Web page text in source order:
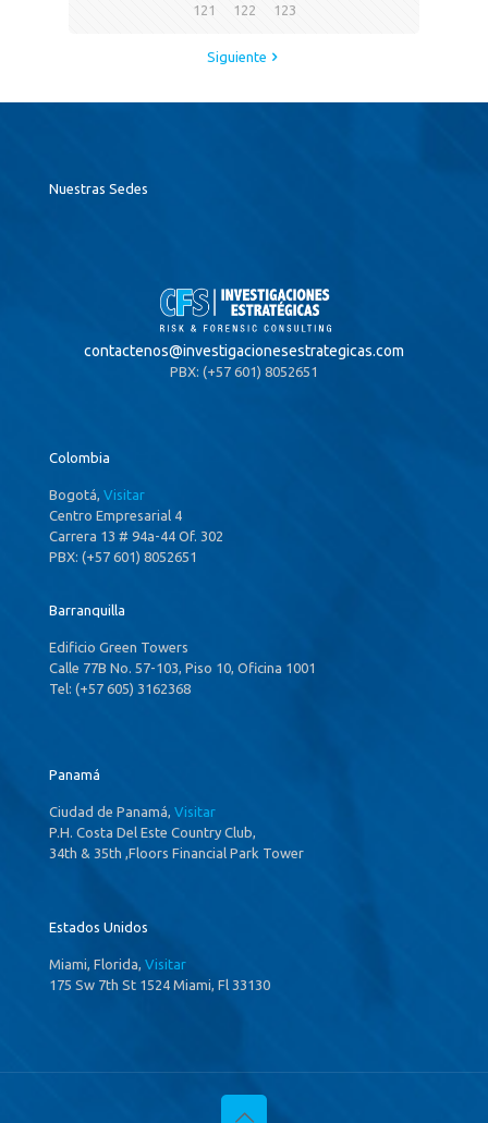
121 122 123
Siguiente
Nuestras Sedes
contactenos@investigacionesestrategicas.com
PBX: (+57 601) 8052651
Colombia
Bogotá, Visitar
Centro Empresarial 4
Carrera 13 # 94a-44 Of. 302
PBX: (+57 601) 8052651
Barranquilla
Edificio Green Towers
Calle 77B No. 57-103, Piso 10, Oficina 1001
Tel: (+57 605) 3162368
Panamá
Ciudad de Panamá, Visitar
P.H. Costa Del Este Country Club,
34th & 35th ,Floors Financial Park Tower
Estados Unidos
Miami, Florida, Visitar
175 Sw 7th St 1524 Miami, Fl 33130